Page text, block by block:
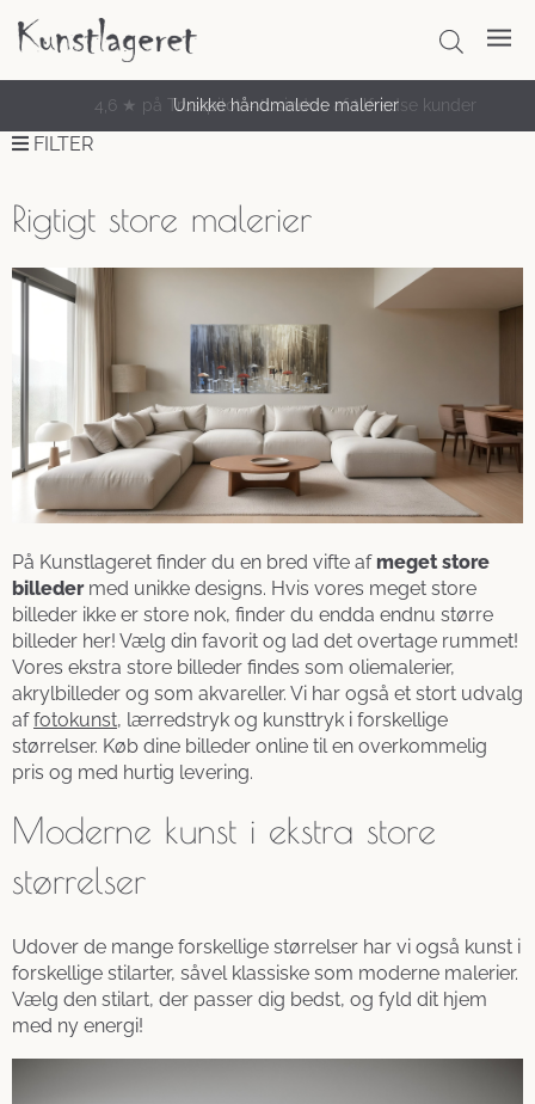
Unikke håndmalede malerier
FILTER
Rigtigt store malerier
På Kunstlageret finder du en bred vifte afmeget store
billedermed unikke designs. Hvis vores meget store
billeder ikke er store nok, finder du endda endnu større
billeder her! Vælg din favorit og lad det overtage rummet!
Vores ekstra store billeder findes som oliemalerier,
akrylbilleder og som akvareller. Vi har også et stort udvalg
affotokunst, lærredstryk og kunsttryk i forskellige
størrelser. Køb dine billeder online til en overkommelig
pris og med hurtig levering.
Moderne kunst i ekstra store
størrelser
Udover de mange forskellige størrelser har vi også kunst i
forskellige stilarter, såvel klassiske som moderne malerier.
Vælg den stilart, der passer dig bedst, og fyld dit hjem
med ny energi!